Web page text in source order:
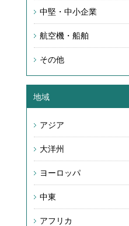
中堅・中小企業
航空機・船舶
その他
地域
アジア
大洋州
ヨーロッパ
中東
アフリカ